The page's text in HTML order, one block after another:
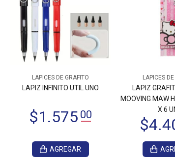
LAPICES DE GRAFITO
LAPIZ INFINITO UTIL UNO
AGREGAR
LAPICES
LAPIZ
MOOVING MAW
X 6